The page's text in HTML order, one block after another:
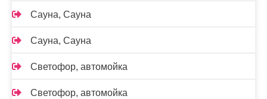
Сауна, Сауна
Сауна, Сауна
Светофор, автомойка
Светофор, автомойка